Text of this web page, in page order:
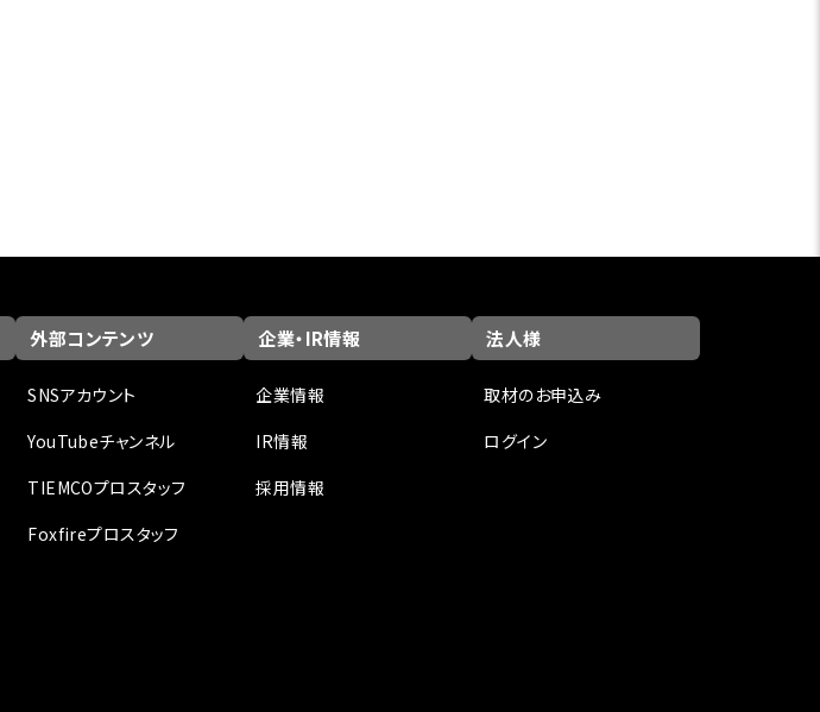
外部コンテンツ
SNSアカウント
YouTubeチャンネル
TIEMCOプロスタッフ
Foxfireプロスタッフ
企業・IR情報
企業情報
IR情報
採用情報
法人様
取材のお申込み
ログイン